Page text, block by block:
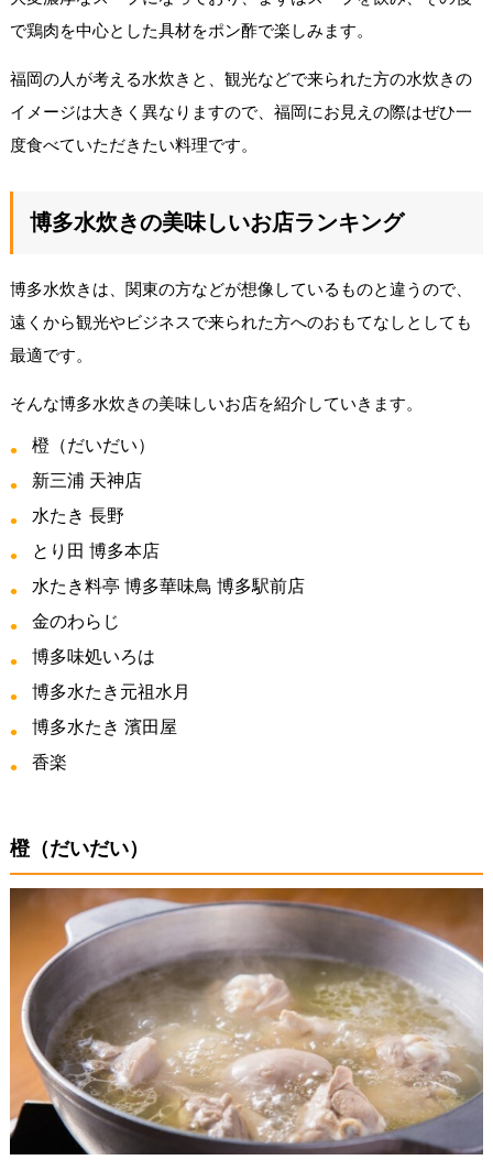
で鶏肉を中心とした具材をポン酢で楽しみます。
福岡の人が考える水炊きと、観光などで来られた方の水炊きの
イメージは大きく異なりますので、福岡にお見えの際はぜひ一
度食べていただきたい料理です。
博多水炊きの美味しいお店ランキング
博多水炊きは、関東の方などが想像しているものと違うので、
遠くから観光やビジネスで来られた方へのおもてなしとしても
最適です。
そんな博多水炊きの美味しいお店を紹介していきます。
橙（だいだい）
新三浦 天神店
水たき 長野
とり田 博多本店
水たき料亭 博多華味鳥 博多駅前店
金のわらじ
博多味処いろは
博多水たき元祖水月
博多水たき 濱田屋
香楽
橙（だいだい）